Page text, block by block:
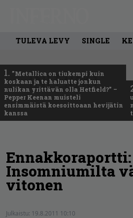
TULEVA LEVY SINGLE
1. ”Metallica on tiukempi kuin
koskaan ja te haluatte jonkun
nulikan yrittävän olla Hetfield?” –
Pepper Keenan muisteli
ensimmäistä koesoittoaan hevijätin
kanssa
Ennakkoraportti:
Insomniumilta
vitonen
Julkaistu: 19.8.2011 10:10